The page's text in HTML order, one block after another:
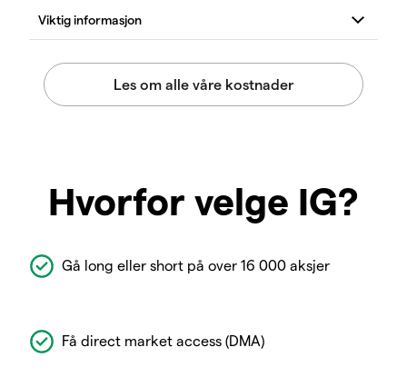
Hvorfor velge IG?
Gå long eller short på over 16 000 aksjer
Få direct market access (DMA)